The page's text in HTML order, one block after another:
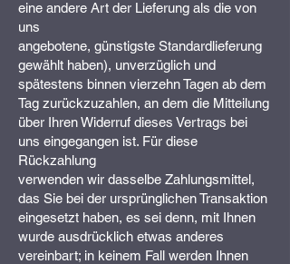
eine andere Art der Lieferung als die von
uns
angebotene, günstigste Standardlieferung
gewählt haben), unverzüglich und
spätestens binnen vierzehn Tagen ab dem
Tag zurückzuzahlen, an dem die Mitteilung
über Ihren Widerruf dieses Vertrags bei
uns eingegangen ist. Für diese
Rückzahlung
verwenden wir dasselbe Zahlungsmittel,
das Sie bei der ursprünglichen Transaktion
eingesetzt haben, es sei denn, mit Ihnen
wurde ausdrücklich etwas anderes
vereinbart; in keinem Fall werden Ihnen